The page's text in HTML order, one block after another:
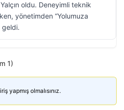
oldu. Deneyimli teknik
yönetimden “Yolumuza
geldi.
1)
yapmış olmalısınız.